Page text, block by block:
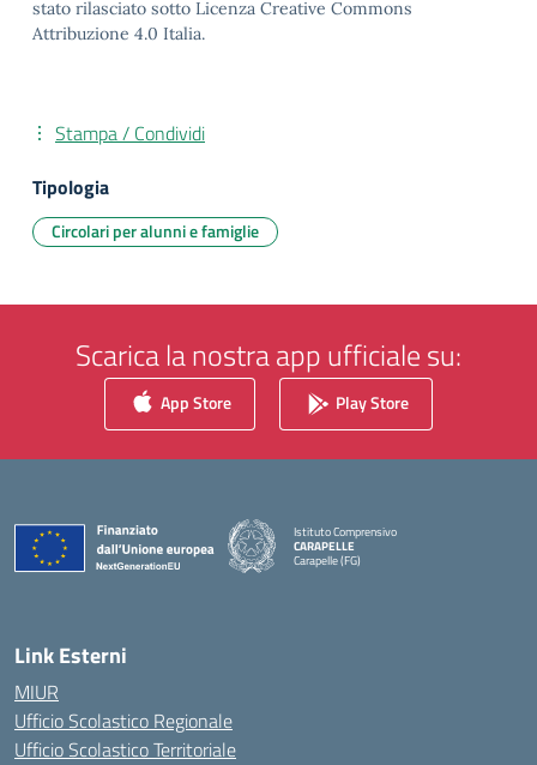
stato rilasciato sotto Licenza Creative Commons
Attribuzione 4.0 Italia.
Stampa / Condividi
Tipologia
Circolari per alunni e famiglie
Scarica la nostra app ufficiale su:
App Store Play Store
Istituto Comprensivo
CARAPELLE
Carapelle (FG)
— Visita la pagina iniziale della scuola
Link Esterni
MIUR
Ufficio Scolastico Regionale
Ufficio Scolastico Territoriale